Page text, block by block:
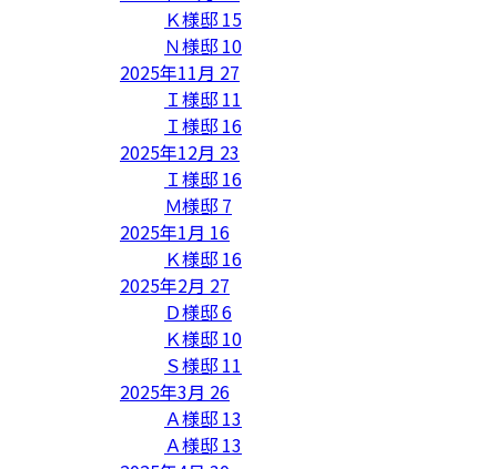
Ｋ様邸 15
Ｎ様邸 10
2025年11月 27
Ｉ様邸 11
Ｉ様邸 16
2025年12月 23
Ｉ様邸 16
Ｍ様邸 7
2025年1月 16
Ｋ様邸 16
2025年2月 27
Ｄ様邸6
Ｋ様邸 10
Ｓ様邸 11
2025年3月 26
Ａ様邸 13
Ａ様邸 13